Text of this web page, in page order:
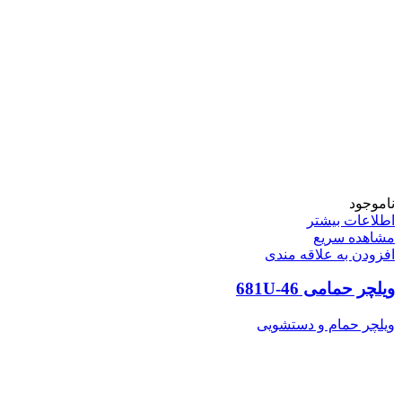
ناموجود
اطلاعات بیشتر
مشاهده سریع
افزودن به علاقه مندی
ویلچر حمامی 46-681U
ویلچر حمام و دستشویی